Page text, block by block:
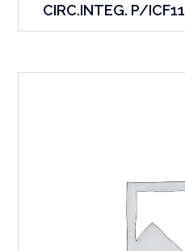
CIRC.INTEG. P/ICF11